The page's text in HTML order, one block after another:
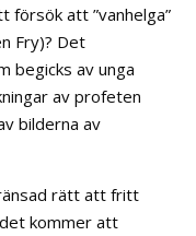
att ”vanhelga”
Fry)? Det
begicks av unga
av profeten
bilderna av
rätt att fritt
kommer att